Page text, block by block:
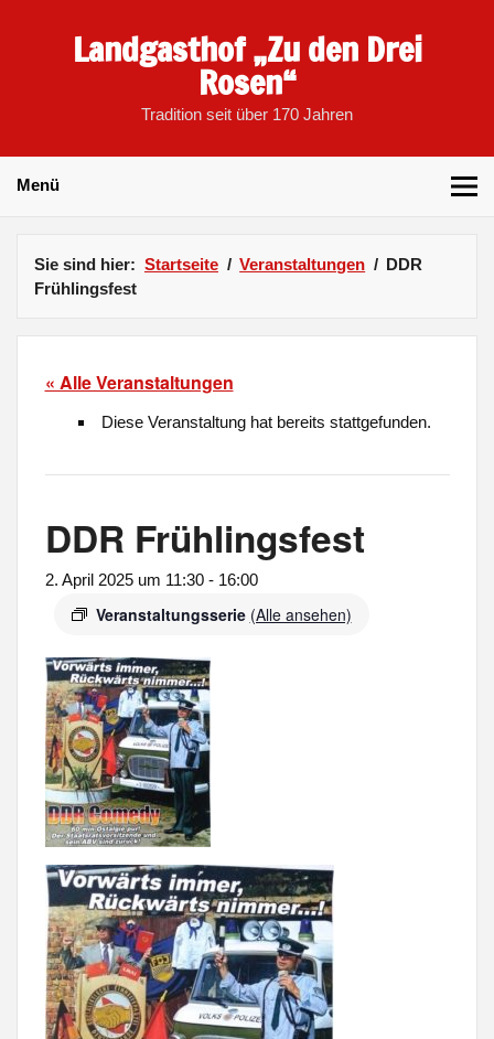
Landgasthof „Zu den Drei
Rosen“
Tradition seit über 170 Jahren
Menü
Sie sind hier: Startseite Veranstaltungen
DDR
Frühlingsfest
« Alle Veranstaltungen
Diese Veranstaltung hat bereits stattgefunden.
DDR Frühlingsfest
2. April 2025 um 11:30- 16:00
Veranstaltungsserie (Alle ansehen)